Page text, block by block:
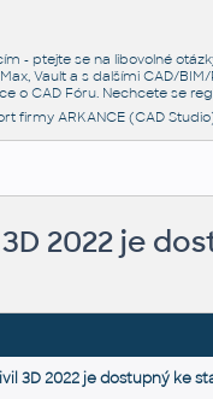
- ptejte se na libovolné
Max, Vault a s dalšími CAD/
o CAD Fóru. Nechcete se
firmy ARKANCE (CAD
2022 je
3D 2022 je dostupný ke